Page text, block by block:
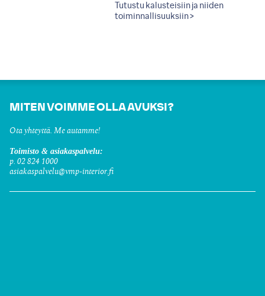
Tutustu kalusteisiin ja niiden
toiminnallisuuksiin >
MITEN VOIMME OLLA AVUKSI?
Ota yhteyttä. Me autamme!
Toimisto & asiakaspalvelu:
p. 02 824 1000
asiakaspalvelu@vmp-interior.fi